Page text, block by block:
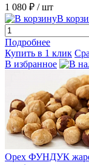
1 080 ₽ / шт
В
Подробнее
Купить в 1 клик
В избранное
Орех ФУНДУК